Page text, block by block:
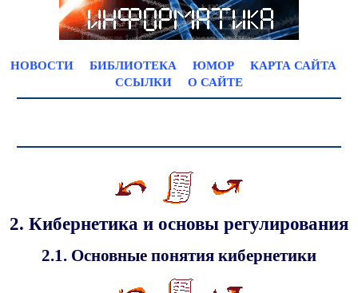
НОВОСТИ БИБЛИОТЕКА ЮМОР
КАРТА САЙТА
ССЫЛКИ
О САЙТЕ
2. Кибернетика и основы регулирования
2.1. Основные понятия кибернетики